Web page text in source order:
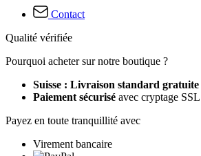
Contact
Qualité vérifiée
Pourquoi acheter sur notre boutique ?
Suisse : Livraison standard gratuite
Paiement sécurisé avec cryptage SSL
Payez en toute tranquillité avec
Virement bancaire